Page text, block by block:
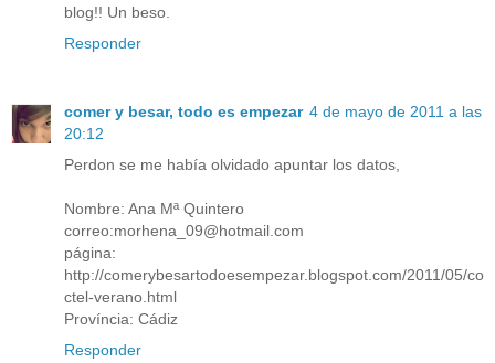
blog!! Un beso.
Responder
comer y besar, todo es empezar 4 de mayo de 2011 a las
20:12
Perdon se me había olvidado apuntar los datos,
Nombre: Ana Mª Quintero
correo:morhena_09@hotmail.com
página:
http://comerybesartodoesempezar.blogspot.com/2011/05/co
ctel-verano.html
Província: Cádiz
Responder